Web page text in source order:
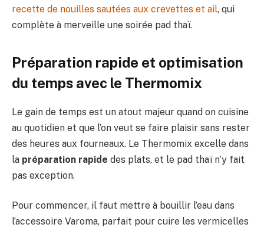
recette de nouilles sautées aux crevettes et ail, qui
complète à merveille une soirée pad thaï.
Préparation rapide et optimisation
du temps avec le Thermomix
Le gain de temps est un atout majeur quand on cuisine
au quotidien et que l’on veut se faire plaisir sans rester
des heures aux fourneaux. Le Thermomix excelle dans
la préparation rapide des plats, et le pad thaï n’y fait
pas exception.
Pour commencer, il faut mettre à bouillir l’eau dans
l’accessoire Varoma, parfait pour cuire les vermicelles